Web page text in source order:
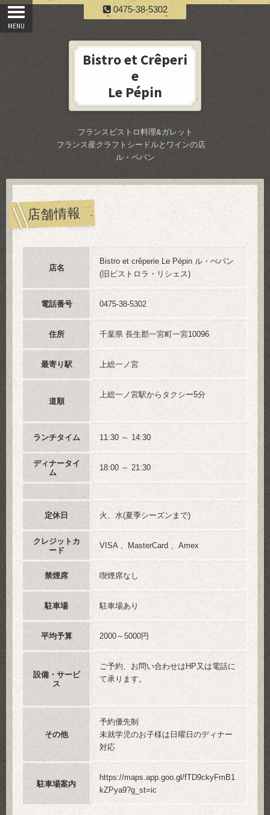
0475-38-5302
Bistro et Crêperi
e
Le Pépin
フランスビストロ料理&ガレット
フランス産クラフトシードルとワインの店
ル・ペパン
店舗情報
店名
Bistro et crêperie Le Pépin ル・ぺパン
(旧ビストロラ・リシェス)
電話番号 0475-38-5302
住所 千葉県 長生郡一宮町一宮10096
最寄り駅 上総一ノ宮
道順
上総一ノ宮駅からタクシー5分
ランチタイム 11:30 ～ 14:30
ディナータイ
ム
18:00 ～ 21:30
定休日 火、水(夏季シーズンまで)
クレジットカ
ード
VISA 、MasterCard 、Amex
禁煙席 喫煙席なし
駐車場 駐車場あり
平均予算 2000～5000円
設備・サービ
ス
ご予約、お問い合わせはHP又は電話に
て承ります。
その他
予約優先制
未就学児のお子様は日曜日のディナー
対応
駐車場案内
https://maps.app.goo.gl/fTD9ckyFmB1
kZPya9?g_st=ic